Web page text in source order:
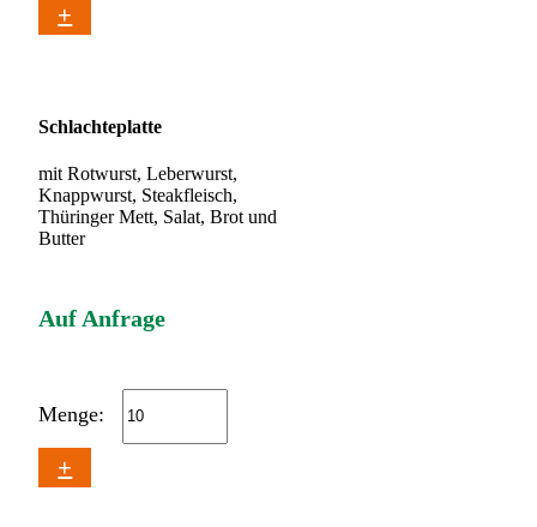
+
Schlachteplatte
mit Rotwurst, Leberwurst,
Knappwurst, Steakfleisch,
Thüringer Mett, Salat, Brot und
Butter
Auf Anfrage
Menge:
+